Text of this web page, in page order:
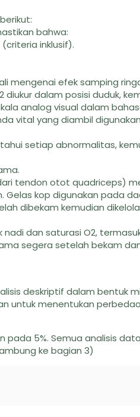
bahwa:
inklusif).
mengenai efek samping
diukur dalam posisi duduk,
analog visual dalam
vital yang diambil
setiap abnormalitas,
tendon otot quadriceps)
kop digunakan pada
dibekam kemudian
dan saturasi O2,
segera setelah bekam
deskriptif dalam bentuk
untuk menentukan
pada 5%. Semua analisis
ke bagian 3)